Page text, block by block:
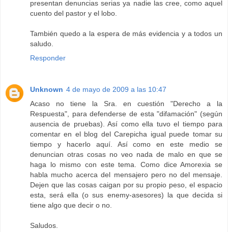
presentan denuncias serias ya nadie las cree, como aquel
cuento del pastor y el lobo.
También quedo a la espera de más evidencia y a todos un
saludo.
Responder
Unknown 4 de mayo de 2009 a las 10:47
Acaso no tiene la Sra. en cuestión "Derecho a la
Respuesta", para defenderse de esta "difamación" (según
ausencia de pruebas). Así como ella tuvo el tiempo para
comentar en el blog del Carepicha igual puede tomar su
tiempo y hacerlo aquí. Así como en este medio se
denuncian otras cosas no veo nada de malo en que se
haga lo mismo con este tema. Como dice Amorexia se
habla mucho acerca del mensajero pero no del mensaje.
Dejen que las cosas caigan por su propio peso, el espacio
esta, será ella (o sus enemy-asesores) la que decida si
tiene algo que decir o no.
Saludos.